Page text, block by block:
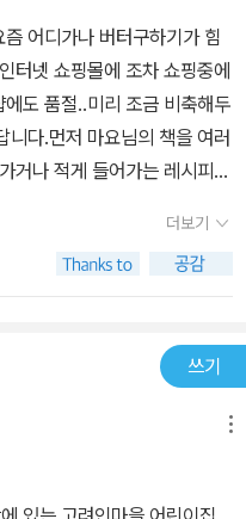
어디가나 버터구하기가 힘
터넷 쇼핑몰에 조차 쇼핑중에
도 품절..미리 조금 비축해두
니다.먼저 마요님의 책을 여러
거나 적게 들어가는 레시피를
이기에이웃의 취향을 나름 고
어 목록을 작성하고서어젯
프로세서를 이용한 반죽
가 없어서 대신 나름 비슷하
완성한 라즈베리 스콘그리고
서 같이 만든 얼그레이 스콘입
기는 넘넘 쉬워서 좋아요.다
나슈 파이ㅋㅋㅋ전 산딸기가
더보기
쓰기